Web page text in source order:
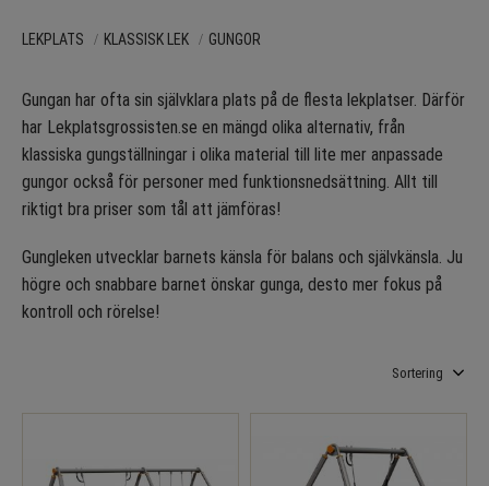
LEKPLATS KLASSISK LEK GUNGOR
Gungan har ofta sin självklara plats på de flesta lekplatser. Därför
har Lekplatsgrossisten.se en mängd olika alternativ, från
klassiska gungställningar i olika material till lite mer anpassade
gungor också för personer med funktionsnedsättning. Allt till
riktigt bra priser som tål att jämföras!
Gungleken utvecklar barnets känsla för balans och självkänsla. Ju
högre och snabbare barnet önskar gunga, desto mer fokus på
kontroll och rörelse!